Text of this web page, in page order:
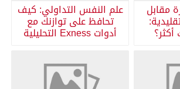
مقابل علم النفس التداولي: كيف
تحافظ على توازنك مع
أدوات Exness التحليلية